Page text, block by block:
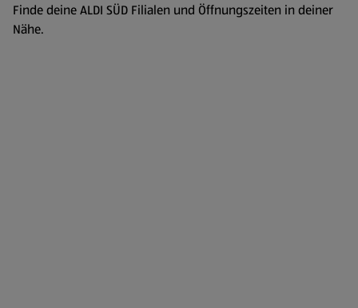
Finde deine ALDI SÜD Filialen und Öffnungszeiten in deiner
Nähe.